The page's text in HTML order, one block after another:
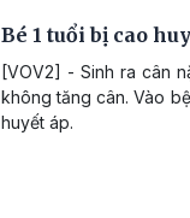
Bé 1 tuổi bị cao
[VOV2] - Sinh ra cân
không tăng cân. Vào
huyết áp.